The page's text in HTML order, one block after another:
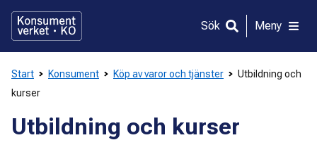
direkt
innehållet
Sök Meny
Start Konsument Köp av varor och tjänster
Utbildning och
kurser
Utbildning och kurser